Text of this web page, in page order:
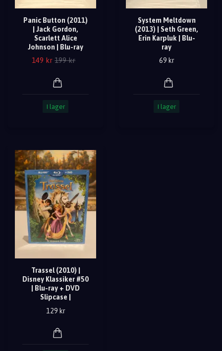
Panic Button (2011)
| Jack Gordon,
Scarlett Alice
Johnson | Blu-ray
149 kr 199 kr
I lager
System Meltdown
(2013) | Seth Green,
Erin Karpluk | Blu-
ray
69 kr
I lager
Trassel (2010) |
Disney Klassiker #50
| Blu-ray + DVD
Slipcase |
129 kr